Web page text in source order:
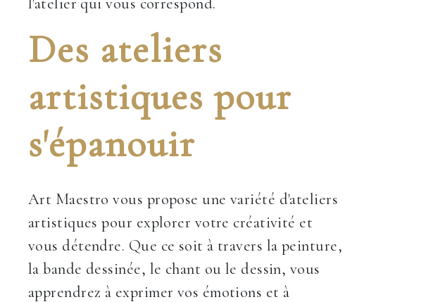
Des ateliers
artistiques pour
s'épanouir
Art Maestro vous propose une variété d'ateliers
artistiques pour explorer votre créativité et
vous détendre. Que ce soit à travers la peinture,
la bande dessinée, le chant ou le dessin, vous
apprendrez à exprimer vos émotions et à